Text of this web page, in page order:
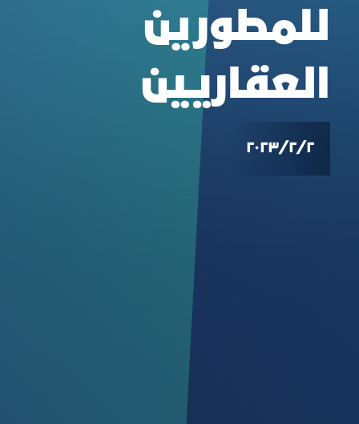
للمطورين
العقاريين
٢‏/٢‏/٢٠٢٣